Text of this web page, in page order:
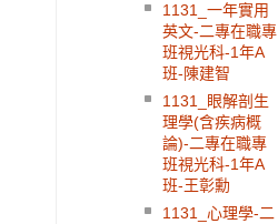
1131_一年實用
英文-二專在職專
班視光科-1年A
班-陳建智
1131_眼解剖生
理學(含疾病概
論)-二專在職專
班視光科-1年A
班-王彰勳
1131_心理學-二